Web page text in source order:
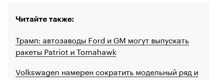
Читайте также:
Трамп: автозаводы Ford и GM могут выпускать
ракеты Patriot и Tomahawk
Volkswagen намерен сократить модельный ряд и